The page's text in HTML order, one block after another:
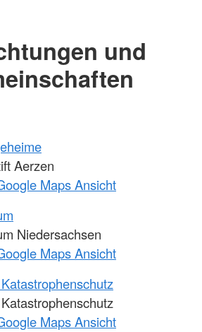
und
Aerzen
Maps Ansicht
Niedersachsen
Maps Ansicht
Maps Ansicht